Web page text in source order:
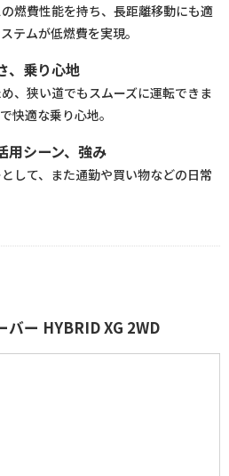
燃費性能を持ち、長距離移動にも適
テムが低燃費を実現。
、乗り心地
、狭い道でもスムーズに運転できま
快適な乗り心地。
用シーン、強み
して、また通勤や買い物などの日常
バー HYBRID XG 2WD